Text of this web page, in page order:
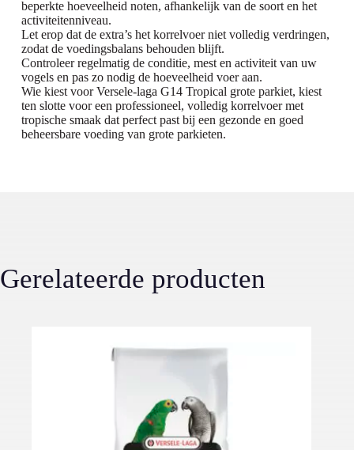
beperkte hoeveelheid noten, afhankelijk van de soort en het
activiteitenniveau.
Let erop dat de extra’s het korrelvoer niet volledig verdringen,
zodat de voedingsbalans behouden blijft.
Controleer regelmatig de conditie, mest en activiteit van uw
vogels en pas zo nodig de hoeveelheid voer aan.
Wie kiest voor Versele-laga G14 Tropical grote parkiet, kiest
ten slotte voor een professioneel, volledig korrelvoer met
tropische smaak dat perfect past bij een gezonde en goed
beheersbare voeding van grote parkieten.
Gerelateerde producten